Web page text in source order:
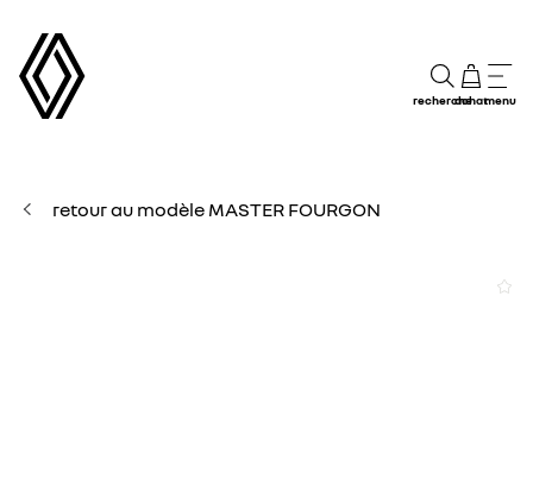
rechercheachatmenu
retour au modèle MASTER FOURGON